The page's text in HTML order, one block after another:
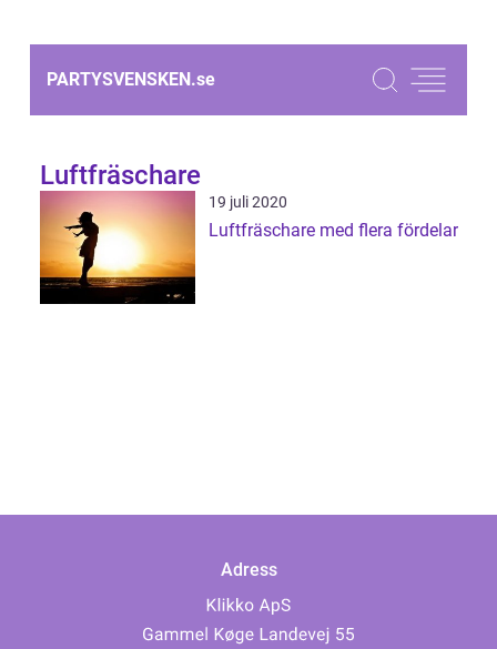
PARTYSVENSKEN.se
Luftfräschare
19 juli 2020
Luftfräschare med flera fördelar
Adress